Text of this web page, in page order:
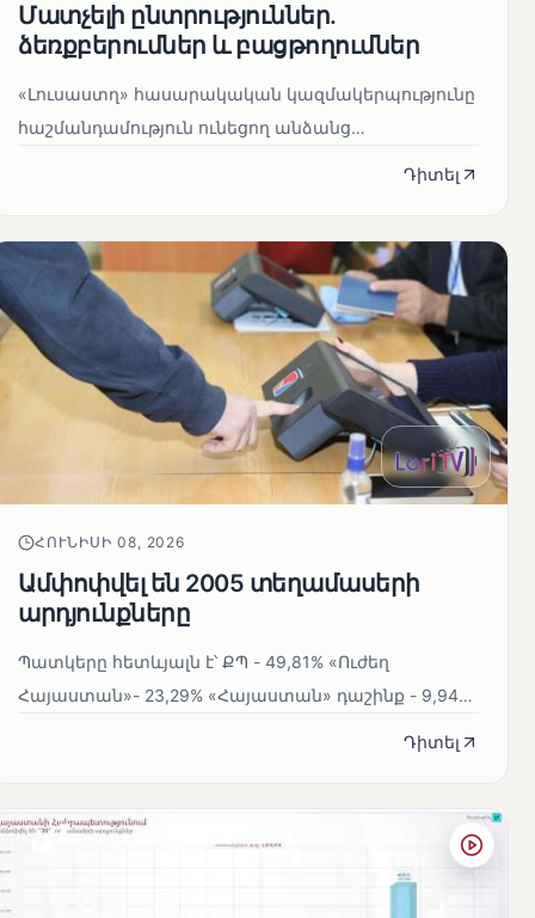
Մատչելի ընտրություններ.
ձեռքբերումներ և բացթողումներ
«Լուսաստղ» հասարակական կազմակերպությունը
հաշմանդամություն ունեցող անձանց
Դիտել
ՀՈՒՆԻՍԻ 08, 2026
Ամփոփվել են 2005 տեղամասերի
արդյունքները
Պատկերը հետևյալն է՝ ՔՊ - 49,81% «Ուժեղ
Հայաստան»- 23,29% «Հայաստան» դաշինք - 9,94%
Դիտել